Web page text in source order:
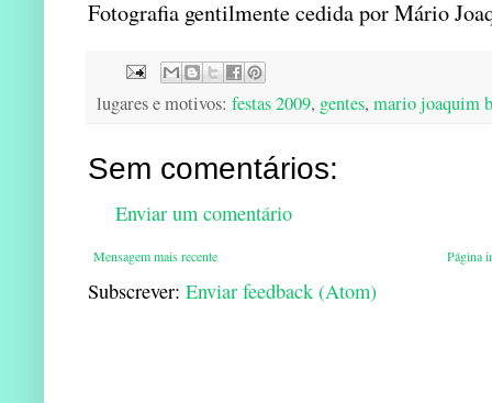
Fotografia gentilmente cedida por Mário
lugares e motivos: festas 2009, gentes, mario joaquim
Sem comentários:
Enviar um comentário
Mensagem mais recente Página
Subscrever: Enviar feedback (Atom)